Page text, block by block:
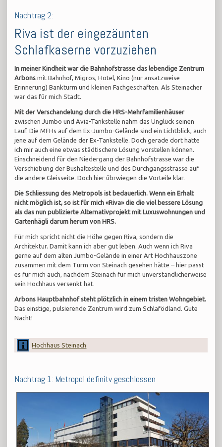
Nachtrag 2:
Riva ist der eingezäunten
Schlafkaserne vorzuziehen
In meiner Kindheit war die Bahnhofstrasse das lebendige Zentrum
Arbons mit Bahnhof, Migros, Hotel, Kino (nur ansatzweise
Erinnerung) Bankturm und kleinen Fachgeschäften. Als Steinacher
war das für mich Stadt.
Mit der Verschandelung durch die HRS-Mehrfamilienhäuser
zwischen Jumbo und Avia-Tankstelle nahm das Unglück seinen
Lauf. Die MFHs auf dem Ex-Jumbo-Gelände sind ein Lichtblick, auch
jene auf dem Gelände der Ex-Tankstelle. Doch gerade dort hätte
ich mir auch eine etwas städtischere Lösung vorstellen können.
Einschneidend für den Niedergang der Bahnhofstrasse war die
Verschiebung der Bushaltestelle und des Durchgangsstrasse auf
die andere Gleisseite. Doch hier übrwiegen die Vorteile klar.
Die Schliessung des Metropols ist bedauerlich. Wenn ein Erhalt
nicht möglich ist, so ist für mich «Riva» die die viel bessere Lösung
als das nun publizierte Alternativprojekt mit Luxuswohnungen und
Gartenhägli darum herum von HRS.
Für mich spricht nicht die Höhe gegen Riva, sondern die
Architektur. Damit kann ich aber gut leben. Auch wenn ich Riva
gerne auf dem alten Jumbo-Gelände in einer Art Hochhauszone
zusammen mit dem Turm von Steinach gesehen hätte – hier passt
es für mich auch, nachdem Steinach für mich unverständlicherweise
sein Hochhaus versenkt hat.
Arbons Hauptbahnhof steht plötzlich in einem tristen Wohngebiet.
Das einstige, pulsierende Zentrum wird zum Schlafödland. Gute
Nacht!
Hochhaus Steinach
Nachtrag 1: Metropol definitv geschlossen